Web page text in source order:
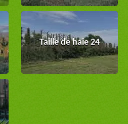
Taille de haie 24